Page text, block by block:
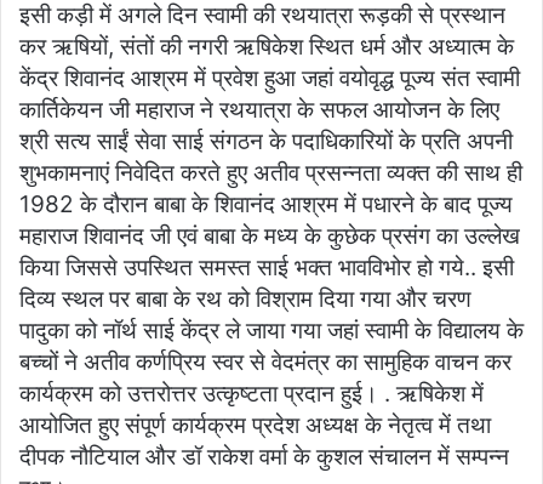
इसी कड़ी में अगले दिन स्वामी की रथयात्रा रूड़की से प्रस्थान
कर ऋषियों, संतों की नगरी ऋषिकेश स्थित धर्म और अध्यात्म के
केंद्र शिवानंद आश्रम में प्रवेश हुआ जहां वयोवृद्ध पूज्य संत स्वामी
कार्तिकेयन जी महाराज ने रथयात्रा के सफल आयोजन के लिए
श्री सत्य साईं सेवा साई संगठन के पदाधिकारियों के प्रति अपनी
शुभकामनाएं निवेदित करते हुए अतीव प्रसन्नता व्यक्त की साथ ही
1982 के दौरान बाबा के शिवानंद आश्रम में पधारने के बाद पूज्य
महाराज शिवानंद जी एवं बाबा के मध्य के कुछेक प्रसंग का उल्लेख
किया जिससे उपस्थित समस्त साई भक्त भावविभोर हो गये.. इसी
दिव्य स्थल पर बाबा के रथ को विश्राम दिया गया और चरण
पादुका को नॉर्थ साई केंद्र ले जाया गया जहां स्वामी के विद्यालय के
बच्चों ने अतीव कर्णप्रिय स्वर से वेदमंत्र का सामुहिक वाचन कर
कार्यक्रम को उत्तरोत्तर उत्कृष्टता प्रदान हुई। . ऋषिकेश में
आयोजित हुए संपूर्ण कार्यक्रम प्रदेश अध्यक्ष के नेतृत्व में तथा
दीपक नौटियाल और डॉ राकेश वर्मा के कुशल संचालन में सम्पन्न